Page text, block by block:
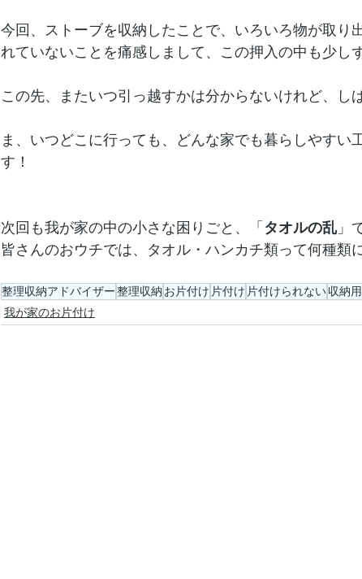
今回、ストーブを収納したことで、いろいろ物が取り
れていないことを痛感しまして、この押入の中も少し
この先、またいつ引っ越すかは分からないけれど、し
ま、いつどこに行っても、どんな家でも暮らしやすい
す！
次回も我が家の中の小さな困りごと、「 タオルの乱」
皆さんのおウチでは、タオル・ハンカチ類って何種類
整理収納アドバイザー整理収納 お片付け 片付け 片付けられない収納
我が家のお片付け